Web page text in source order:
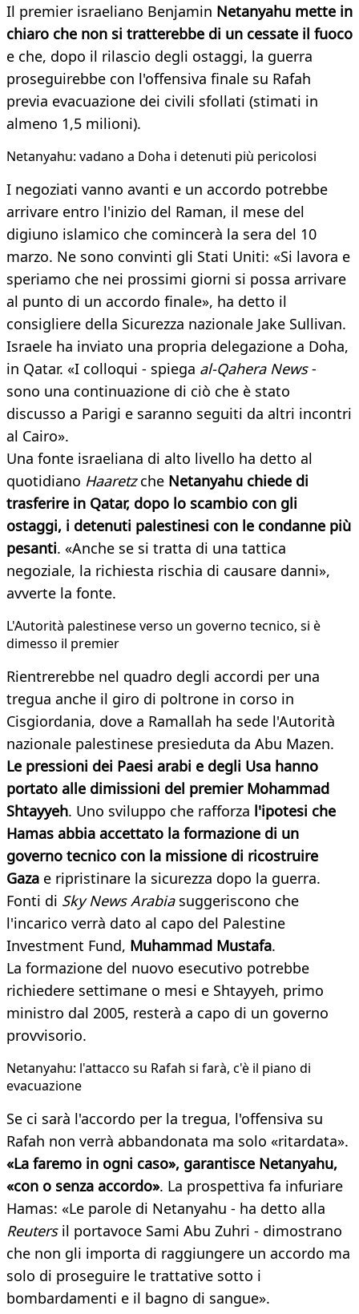
Il premier israeliano Benjamin Netanyahu mette in
chiaro che non si tratterebbe di un cessate il fuoco
e che, dopo il rilascio degli ostaggi, la guerra
proseguirebbe con l'offensiva finale su Rafah
previa evacuazione dei civili sfollati (stimati in
almeno 1,5 milioni).
Netanyahu: vadano a Doha i detenuti più pericolosi
I negoziati vanno avanti e un accordo potrebbe
arrivare entro l'inizio del Raman, il mese del
digiuno islamico che comincerà la sera del 10
marzo. Ne sono convinti gli Stati Uniti: «Si lavora e
speriamo che nei prossimi giorni si possa arrivare
al punto di un accordo finale», ha detto il
consigliere della Sicurezza nazionale Jake Sullivan.
Israele ha inviato una propria delegazione a Doha,
in Qatar. «I colloqui - spiega al-Qahera News-
sono una continuazione di ciò che è stato
discusso a Parigi e saranno seguiti da altri incontri
al Cairo».
Una fonte israeliana di alto livello ha detto al
quotidiano Haaretzche Netanyahu chiede di
trasferire in Qatar, dopo lo scambio con gli
ostaggi, i detenuti palestinesi con le condanne più
pesanti. «Anche se si tratta di una tattica
negoziale, la richiesta rischia di causare danni»,
avverte la fonte.
L'Autorità palestinese verso un governo tecnico, si è
dimesso il premier
Rientrerebbe nel quadro degli accordi per una
tregua anche il giro di poltrone in corso in
Cisgiordania, dove a Ramallah ha sede l'Autorità
nazionale palestinese presieduta da Abu Mazen.
Le pressioni dei Paesi arabi e degli Usa hanno
portato alle dimissioni del premier Mohammad
Shtayyeh. Uno sviluppo che rafforza l'ipotesi che
Hamas abbia accettato la formazione di un
governo tecnico con la missione di ricostruire
Gaza e ripristinare la sicurezza dopo la guerra.
Fonti di Sky News Arabiasuggeriscono che
l'incarico verrà dato al capo del Palestine
Investment Fund, Muhammad Mustafa.
La formazione del nuovo esecutivo potrebbe
richiedere settimane o mesi e Shtayyeh, primo
ministro dal 2005, resterà a capo di un governo
provvisorio.
Netanyahu: l'attacco su Rafah si farà, c'è il piano di
evacuazione
Se ci sarà l'accordo per la tregua, l'offensiva su
Rafah non verrà abbandonata ma solo «ritardata».
«La faremo in ogni caso», garantisce Netanyahu,
«con o senza accordo». La prospettiva fa infuriare
Hamas: «Le parole di Netanyahu - ha detto alla
Reutersil portavoce Sami Abu Zuhri - dimostrano
che non gli importa di raggiungere un accordo ma
solo di proseguire le trattative sotto i
bombardamenti e il bagno di sangue».